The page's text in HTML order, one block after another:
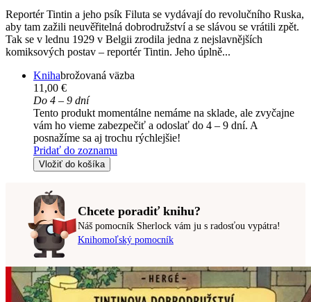
Reportér Tintin a jeho psík Filuta se vydávají do revolučního Ruska,
aby tam zažili neuvěřitelná dobrodružství a se slávou se vrátili zpět.
Tak se v lednu 1929 v Belgii zrodila jedna z nejslavnějších
komiksových postav – reportér Tintin. Jeho úplně...
Knihabrožovaná väzba
11,00 €
Do 4 – 9 dní
Tento produkt momentálne nemáme na sklade, ale zvyčajne
vám ho vieme zabezpečiť a odoslať do 4 – 9 dní. A
posnažíme sa aj trochu rýchlejšie!
Pridať do zoznamu
Vložiť do košíka
Chcete poradiť knihu?
Náš pomocník Sherlock vám ju s radosťou vypátra!
Knihomoľský pomocník